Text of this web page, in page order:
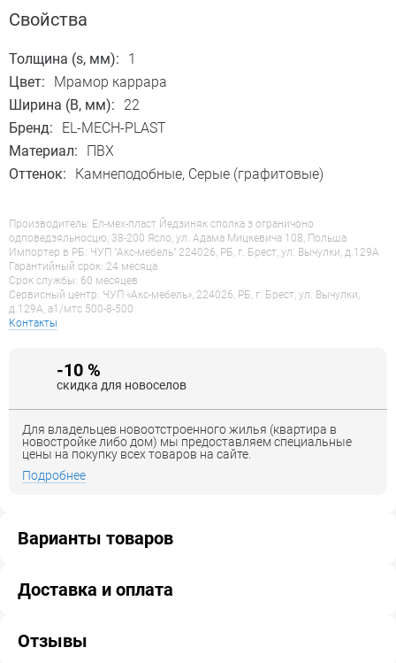
Свойства
Толщина (s, мм):
1
Цвет:
Мрамор каррара
Ширина (B, мм):
22
Бренд:
EL-MECH-PLAST
Материал:
ПВХ
Оттенок:
Камнеподобные, Серые (графитовые)
Производитель: Ел-мех-пласт Йедзиняк сполка з ограничоно
одповедзяльносцю, 38-200 Ясло, ул. Адама Мицкевича 108, Польша
Импортер в РБ: ЧУП "Акс-мебель" 224026, РБ, г. Брест, ул. Вычулки, д.129А
Гарантийный срок: 24 месяца
Срок службы: 60 месяцев
Сервисный центр: ЧУП «Акс-мебель», 224026, РБ, г. Брест, ул. Вычулки,
д.129А, a1/мтс 500-8-500
Контакты
-10 %
скидка для новоселов
Для владельцев новоотстроенного жилья (квартира в
новостройке либо дом) мы предоставляем специальные
цены на покупку всех товаров на сайте.
Подробнее
Варианты товаров
Доставка и оплата
Отзывы